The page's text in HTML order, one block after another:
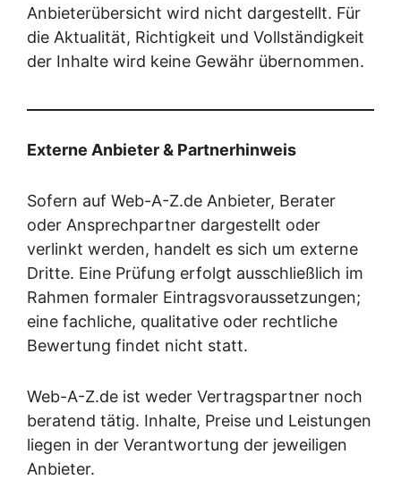
Anbieterübersicht wird nicht dargestellt. Für
die Aktualität, Richtigkeit und Vollständigkeit
der Inhalte wird keine Gewähr übernommen.
Externe Anbieter & Partnerhinweis
Sofern auf Web-A-Z.de Anbieter, Berater
oder Ansprechpartner dargestellt oder
verlinkt werden, handelt es sich um externe
Dritte. Eine Prüfung erfolgt ausschließlich im
Rahmen formaler Eintragsvoraussetzungen;
eine fachliche, qualitative oder rechtliche
Bewertung findet nicht statt.
Web-A-Z.de ist weder Vertragspartner noch
beratend tätig. Inhalte, Preise und Leistungen
liegen in der Verantwortung der jeweiligen
Anbieter.